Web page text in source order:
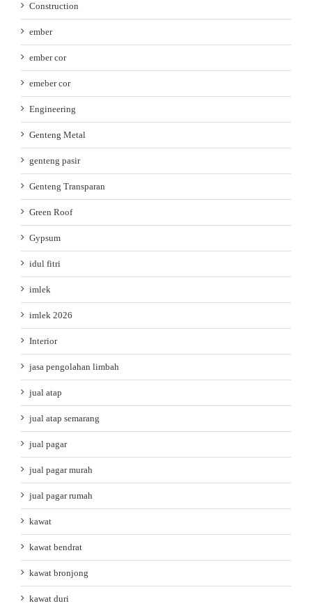
Construction
ember
ember cor
emeber cor
Engineering
Genteng Metal
genteng pasir
Genteng Transparan
Green Roof
Gypsum
idul fitri
imlek
imlek 2026
Interior
jasa pengolahan limbah
jual atap
jual atap semarang
jual pagar
jual pagar murah
jual pagar rumah
kawat
kawat bendrat
kawat bronjong
kawat duri